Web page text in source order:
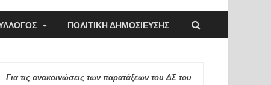
Αθηνών
Π.Ε.
ΠΟΛΙΤΙΚΉ ΔΗΜΟΣΊΕΥΣΗΣ
Για τις ανακοινώσεις των παρατάξεων του ΔΣ του